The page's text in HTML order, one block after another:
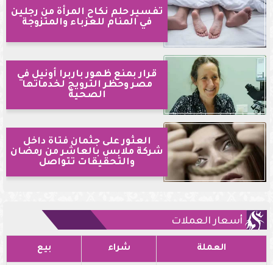
تفسير حلم نكاح المرأة من رجلين
في المنام للعزباء والمتزوجة
قرار بمنع ظهور باربرا أونيل في
مصر وحظر الترويج لخدماتها
الصحية
العثور على جثمان فتاة داخل
شركة ملابس بالعاشر من رمضان
والتحقيقات تتواصل
أسعار العملات
العملة شراء بيع